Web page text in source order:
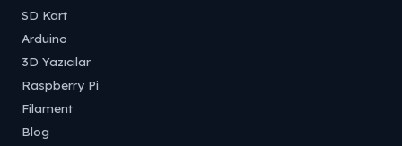
SD Kart
Arduino
3D Yazıcılar
Raspberry Pi
Filament
Blog